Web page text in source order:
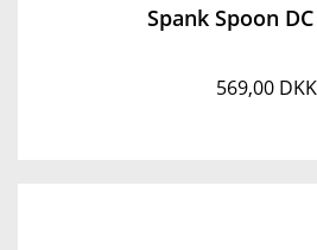
Spank Spoon
569,00 DKK